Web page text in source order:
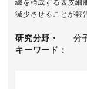
織を構成する表皮細
減少させることが報
研究分野・
キーワード
分